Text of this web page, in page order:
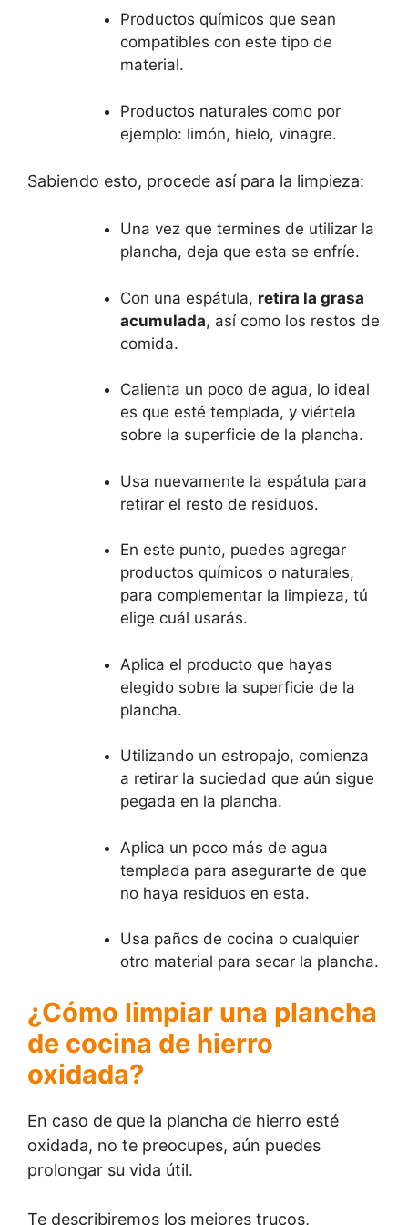
Productos químicos que sean
compatibles con este tipo de
material.
Productos naturales como por
ejemplo: limón, hielo, vinagre.
Sabiendo esto, procede así para la limpieza:
Una vez que termines de utilizar la
plancha, deja que esta se enfríe.
Con una espátula, retira la grasa
acumulada, así como los restos de
comida.
Calienta un poco de agua, lo ideal
es que esté templada, y viértela
sobre la superficie de la plancha.
Usa nuevamente la espátula para
retirar el resto de residuos.
En este punto, puedes agregar
productos químicos o naturales,
para complementar la limpieza, tú
elige cuál usarás.
Aplica el producto que hayas
elegido sobre la superficie de la
plancha.
Utilizando un estropajo, comienza
a retirar la suciedad que aún sigue
pegada en la plancha.
Aplica un poco más de agua
templada para asegurarte de que
no haya residuos en esta.
Usa paños de cocina o cualquier
otro material para secar la plancha.
¿Cómo limpiar una plancha
de cocina de hierro
oxidada?
En caso de que la plancha de hierro esté
oxidada, no te preocupes, aún puedes
prolongar su vida útil.
Te describiremos los mejores trucos,